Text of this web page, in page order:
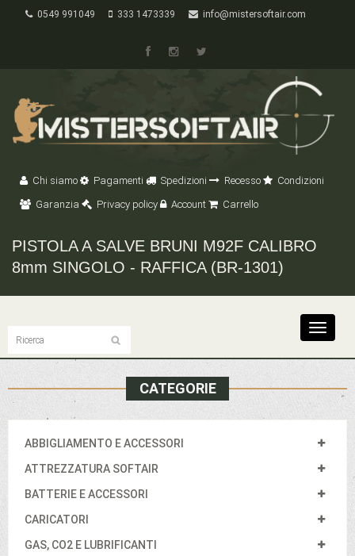
0549 991049 333 1473339 info@mistersoftair.com
Chi siamo Pagamenti Spedizioni Recesso
Condizioni
Garanzia
Privacy policy Account Carrello
PISTOLA A SALVE BRUNI M92F CALIBRO
8mm SINGOLO - RAFFICA (BR-1301)
Toggle
CATEGORIE
ABBIGLIAMENTO E ACCESSORI
ATTREZZATURA SOFTAIR
BATTERIE E ACCESSORI
CARICATORI
GAS, CO2 E LUBRIFICANTI